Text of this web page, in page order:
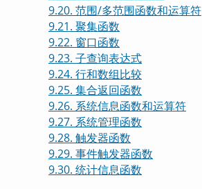
9.20. 范围/多范围函数和运算符
9.21. 聚集函数
9.22. 窗口函数
9.23. 子查询表达式
9.24. 行和数组比较
9.25. 集合返回函数
9.26. 系统信息函数和运算符
9.27. 系统管理函数
9.28. 触发器函数
9.29. 事件触发器函数
9.30. 统计信息函数